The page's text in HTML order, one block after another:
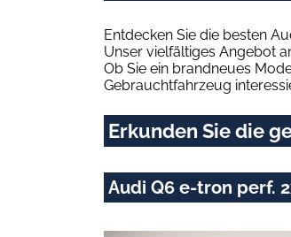
Entdecken Sie die besten
Unser vielfältiges Angebot
Ob Sie ein brandneues
Gebrauchtfahrzeug
Erkunden Sie die
Audi Q6 e-tron perf.